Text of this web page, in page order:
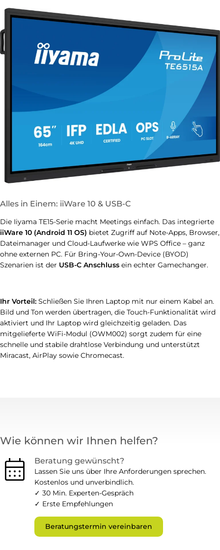
Alles in Einem: iiWare 10 & USB-C
Die Iiyama TE15-Serie macht Meetings einfach. Das integrierte
iiWare 10 (Android 11 OS) bietet Zugriff auf Note-Apps, Browser,
Dateimanager und Cloud-Laufwerke wie WPS Office – ganz
ohne externen PC. Für Bring-Your-Own-Device (BYOD)
Szenarien ist der USB-C Anschluss ein echter Gamechanger.
Ihr Vorteil: Schließen Sie Ihren Laptop mit nur einem Kabel an.
Bild und Ton werden übertragen, die Touch-Funktionalität wird
aktiviert und Ihr Laptop wird gleichzeitig geladen. Das
mitgelieferte WiFi-Modul (OWM002) sorgt zudem für eine
schnelle und stabile drahtlose Verbindung und unterstützt
Miracast, AirPlay sowie Chromecast.
Wie können wir Ihnen helfen?
calendar_month Beratung gewünscht?
Lassen Sie uns über Ihre Anforderungen sprechen.
Kostenlos und unverbindlich.
✓ 30 Min. Experten-Gespräch
✓ Erste Empfehlungen
Beratungstermin vereinbaren